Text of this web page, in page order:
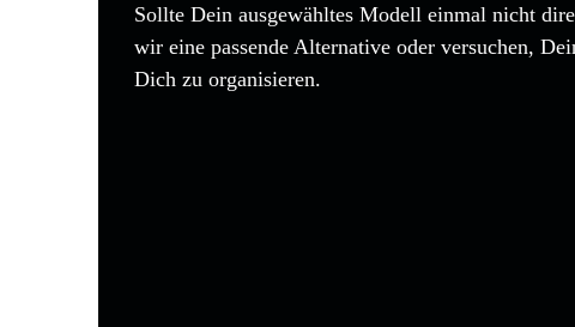
Sollte Dein ausgewähltes Modell einmal nicht
wir eine passende Alternative oder versuchen,
Dich zu organisieren.